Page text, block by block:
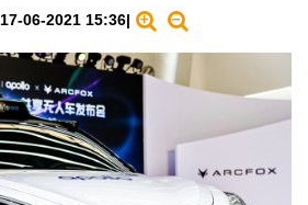
17-06-2021 15:36|